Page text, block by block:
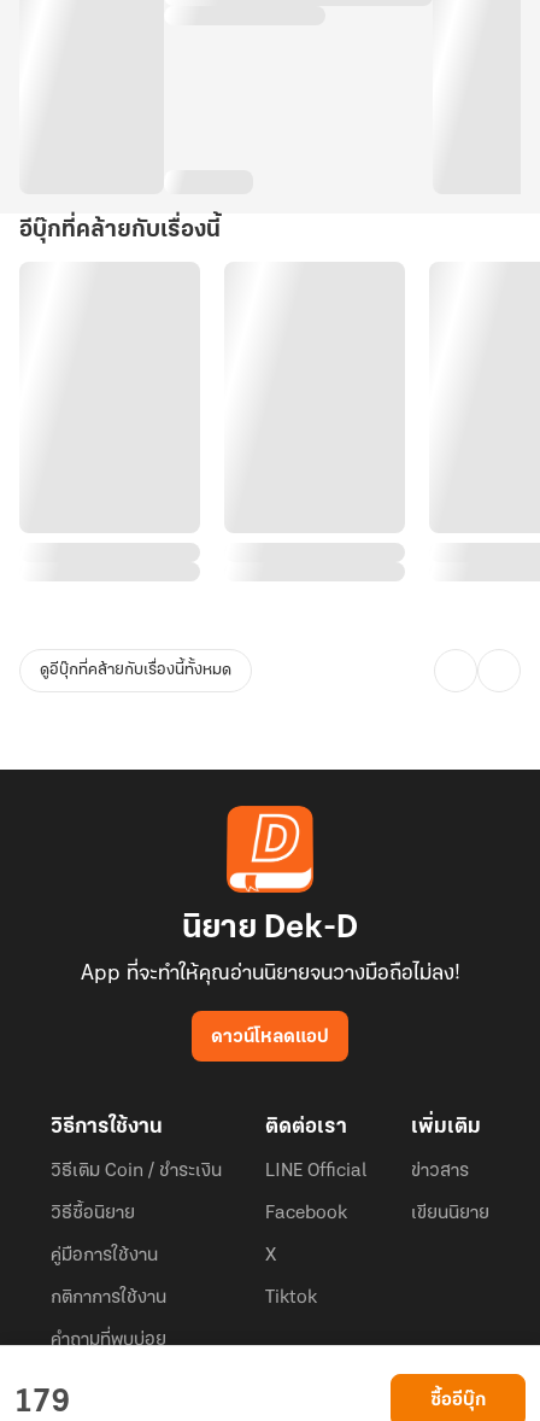
179 ซื้ออีบุ๊ก
อีบุ๊กที่คล้ายกับเรื่องนี้
ดูอีบุ๊กที่คล้ายกับเรื่องนี้ทั้งหมด
นิยาย Dek-D
App ที่จะทำให้คุณอ่านนิยายจนวางมือถือไม่ลง!
ดาวน์โหลดแอป
วิธีการใช้งาน
วิธีเติม Coin / ชำระเงิน
วิธีซื้อนิยาย
คู่มือการใช้งาน
กติกาการใช้งาน
คำถามที่พบบ่อย
ติดต่อเรา
LINE Official
Facebook
X
Tiktok
เพิ่มเติม
ข่าวสาร
เขียนนิยาย
© 2026 Privacy Policy
Dek-D.com ใช้คุกกี้เพื่อพัฒนาประสบการณ์ของ ผู้ใช้ให้ดียิ่งขึ้น
ยอมรับ